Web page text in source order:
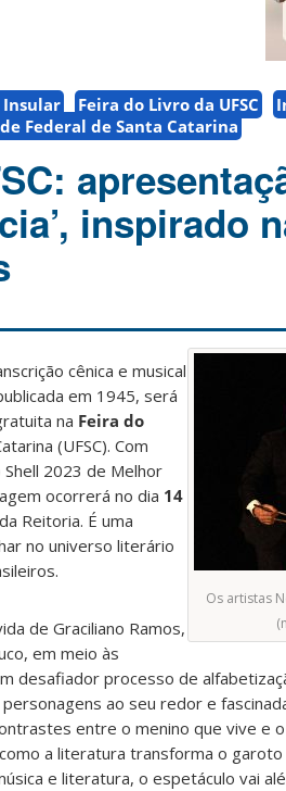
Insular Feira do Livro da UFSC
Federal de Santa Catarina
inspirado
Os artistas
cênica e musical
em 1945, será
na Feira do
(UFSC). Com
2023 de Melhor
ocorrerá no dia 14
Reitoria. É uma
no universo literário
de Graciliano Ramos,
em meio às
desafiador processo de
ao seu redor e
entre o menino que vive e
a literatura transforma o
e literatura, o espetáculo vai